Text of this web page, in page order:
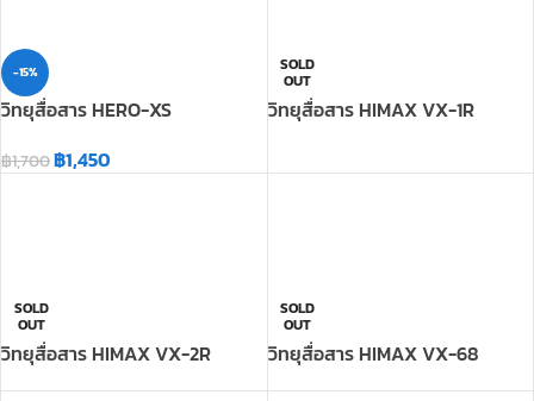
-15%
วิทยุสื่อสาร HERO-XS
SOLD
วิทยุสื่อสาร HIMAX VX-2R
SOLD